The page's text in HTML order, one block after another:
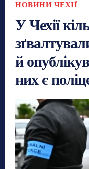
НОВИНИ ЧЕХІЇ
У Чехії
й
них є